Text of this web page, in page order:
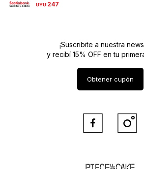
UYU 247
Piece of Cake
¡Suscribite a nuestra
y recibí 15% OFF en tu
Obtener cupón
 